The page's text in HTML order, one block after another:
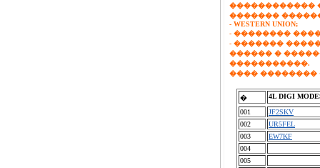
������������
�������
- WESTERN UNION;
- ��������
- �������
������ �
�����������.
���� ��������
�
4L DIGI
001
JF2SKV
002
UR5FEL
003
EW7KF
004
005